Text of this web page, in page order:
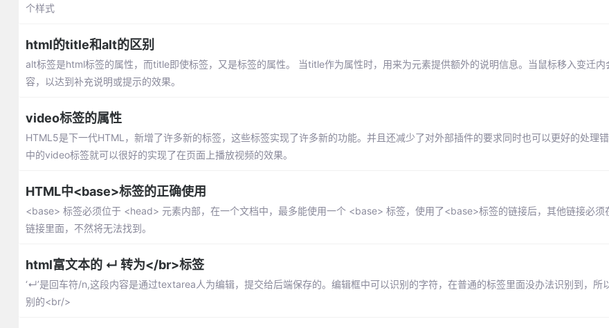
个样式
html的title和alt的区别
alt标签是html标签的属性，而title即使标签，又是标签的属性。 当title作为属性时，用来为元素提供额外的说明信息。当鼠标移入变迁
容，以达到补充说明或提示的效果。
video标签的属性
HTML5是下一代HTML，新增了许多新的标签，这些标签实现了许多新的功能。并且还减少了对外部插件的要求同时也可以更好的处理
中的video标签就可以很好的实现了在页面上播放视频的效果。
HTML中<base>标签的正确使用
<base> 标签必须位于 <head> 元素内部，在一个文档中，最多能使用一个 <base> 标签，使用了<base>标签的链接后，其他链接必须
链接里面，不然将无法找到。
html富文本的 ↵ 转为</br>标签
‘↵’是回车符/n,这段内容是通过textarea人为编辑，提交给后端保存的。编辑框中可以识别的字符，在普通的标签里面没办法识别到，所
别的<br/>